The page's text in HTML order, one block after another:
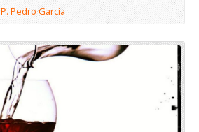
P. Pedro García